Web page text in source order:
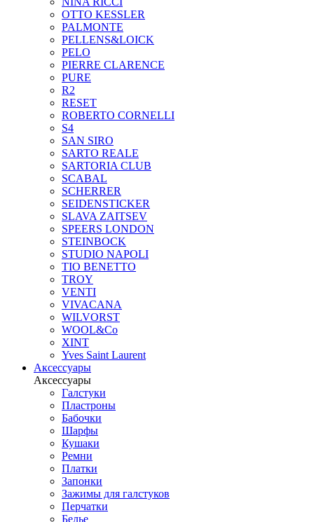
OTTO KESSLER
PALMONTE
PELLENS&LOICK
PELO
PIERRE CLARENCE
PURE
R2
RESET
ROBERTO CORNELLI
S4
SAN SIRO
SARTO REALE
SARTORIA CLUB
SCABAL
SCHERRER
SEIDENSTICKER
SLAVA ZAITSEV
SPEERS LONDON
STEINBOCK
STUDIO NAPOLI
TIO BENETTO
TROY
VENTI
VIVACANA
WILVORST
WOOL&Co
XINT
Yves Saint Laurent
Аксессуары
Аксессуары
Галстуки
Пластроны
Бабочки
Шарфы
Кушаки
Ремни
Платки
Запонки
Зажимы для галстуков
Перчатки
Белье